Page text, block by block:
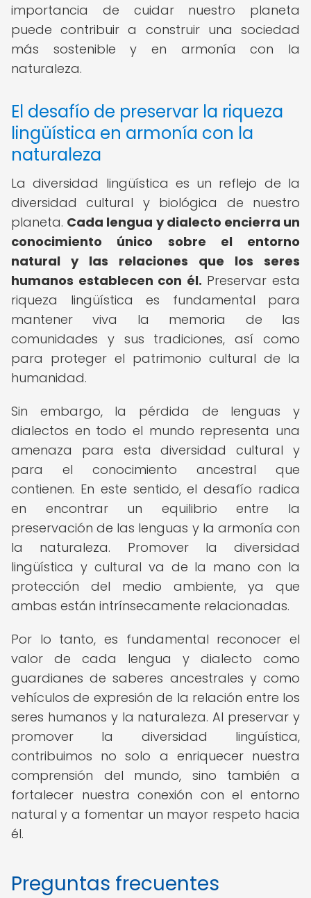
importancia de cuidar nuestro planeta
puede contribuir a construir una sociedad
más sostenible y en armonía con la
naturaleza.
El desafío de preservar la riqueza
lingüística en armonía con la
naturaleza
La diversidad lingüística es un reflejo de la
diversidad cultural y biológica de nuestro
planeta. Cada lengua y dialecto encierra un
conocimiento único sobre el entorno
natural y las relaciones que los seres
humanos establecen con él. Preservar esta
riqueza lingüística es fundamental para
mantener viva la memoria de las
comunidades y sus tradiciones, así como
para proteger el patrimonio cultural de la
humanidad.
Sin embargo, la pérdida de lenguas y
dialectos en todo el mundo representa una
amenaza para esta diversidad cultural y
para el conocimiento ancestral que
contienen. En este sentido, el desafío radica
en encontrar un equilibrio entre la
preservación de las lenguas y la armonía con
la naturaleza. Promover la diversidad
lingüística y cultural va de la mano con la
protección del medio ambiente, ya que
ambas están intrínsecamente relacionadas.
Por lo tanto, es fundamental reconocer el
valor de cada lengua y dialecto como
guardianes de saberes ancestrales y como
vehículos de expresión de la relación entre los
seres humanos y la naturaleza. Al preservar y
promover la diversidad lingüística,
contribuimos no solo a enriquecer nuestra
comprensión del mundo, sino también a
fortalecer nuestra conexión con el entorno
natural y a fomentar un mayor respeto hacia
él.
Preguntas frecuentes